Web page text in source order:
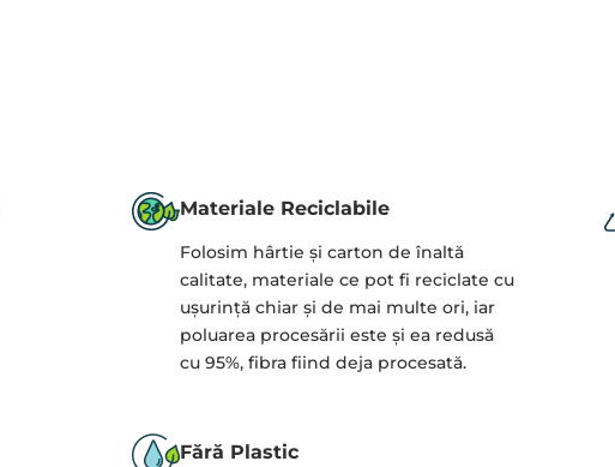
Materiale Reciclabile
Folosim hârtie și carton de înaltă
calitate, materiale ce pot fi reciclate cu
ușurință chiar și de mai multe ori, iar
poluarea procesării este și ea redusă
cu 95%, fibra fiind deja procesată.
Fără Plastic